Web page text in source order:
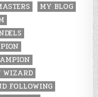
MY BLOG
WIZARD
FOLLOWING